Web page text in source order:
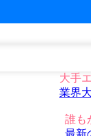
大手
業界
誰も
最新